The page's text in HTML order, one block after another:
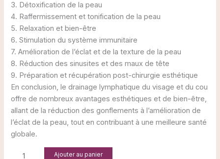
3. Détoxification de la peau
4. Raffermissement et tonification de la peau
5. Relaxation et bien-être
6. Stimulation du système immunitaire
7. Amélioration de l’éclat et de la texture de la peau
8. Réduction des sinusites et des maux de tête
9. Préparation et récupération post-chirurgie esthétique
En conclusion, le drainage lymphatique du visage et du cou
offre de nombreux avantages esthétiques et de bien-être,
allant de la réduction des gonflements à l’amélioration de
l’éclat de la peau, tout en contribuant à une meilleure santé
globale.
Ajouter au panier